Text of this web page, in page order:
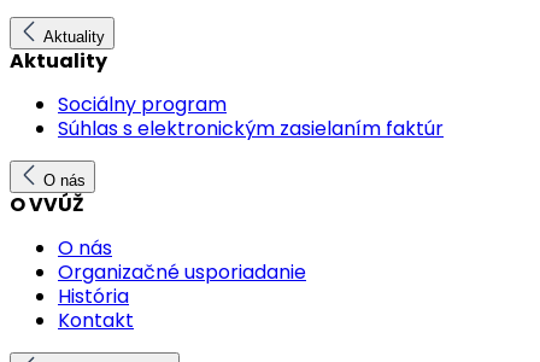
Aktuality
Aktuality
Sociálny program
Súhlas s elektronickým zasielaním faktúr
O nás
O VVÚŽ
O nás
Organizačné usporiadanie
História
Kontakt